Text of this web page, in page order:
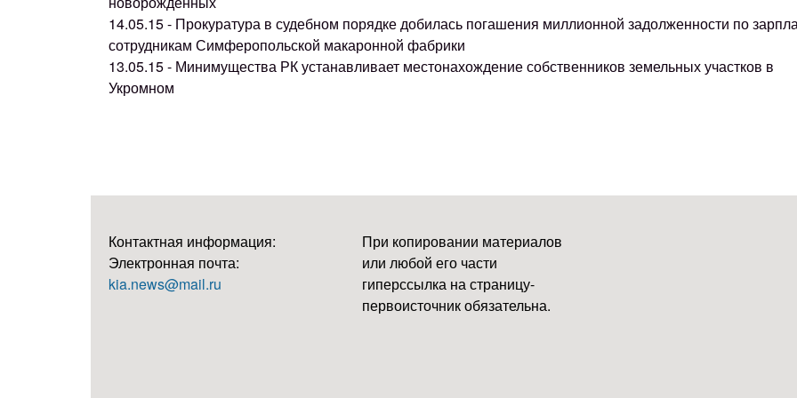
14.05.15 - Прокуратура в судебном порядке добилась погашения миллионной задолженности по
сотрудникам Симферопольской макаронной фабрики
13.05.15 - Минимущества РК устанавливает местонахождение собственников земельных участков в
Укромном
Контактная информация:
Электронная почта:
kia.news@mail.ru
При копировании материалов
или любой его части
гиперссылка на страницу-
первоисточник обязательна.